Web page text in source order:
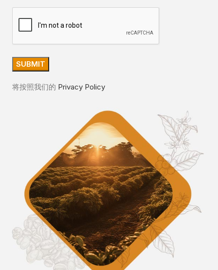
将按照我们的 Privacy Policy